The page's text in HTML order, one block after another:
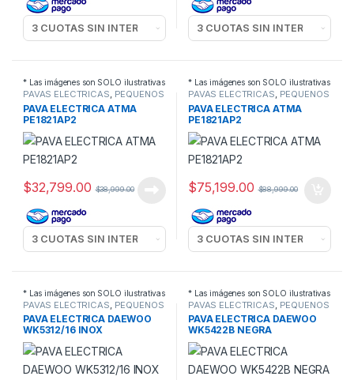
* Las imágenes son SOLO ilustrativas
PAVAS ELECTRICAS, PEQUEÑOS
ELECTRODOMESTICOS
PAVA ELECTRICA ATMA
PE1821AP2
$32,799.00 $38,999.00
* Las imágenes son SOLO ilustrativas
PAVAS ELECTRICAS, PEQUEÑOS
ELECTRODOMESTICOS
PAVA ELECTRICA ATMA
PE1821AP2
$75,199.00 $88,999.00
* Las imágenes son SOLO ilustrativas
PAVAS ELECTRICAS PEQUEÑOS
ELECTRODOMESTICOS
PAVA ELECTRICA DAEWOO
WK5312/16 INOX
* Las imágenes son SOLO ilustrativas
PAVAS ELECTRICAS PEQUEÑOS
ELECTRODOMESTICOS
PAVA ELECTRICA DAEWOO
WK5422B NEGRA